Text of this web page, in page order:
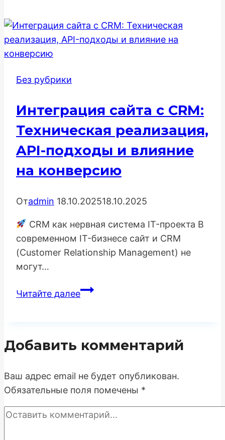
Особенности
Digital-
Нюансы
Без рубрики
Интеграция сайта с CRM:
Техническая реализация,
API-подходы и влияние
на конверсию
Отadmin 18.10.202518.10.2025
CRM как нервная система IT-проекта В
современном IT-бизнесе сайт и CRM
(Customer Relationship Management) не
могут…
Читайте далееИнтеграция
Техническая
API-
подходы
влияние
Добавить комментарий
Ваш адрес email не будет опубликован.
Обязательные поля помечены *